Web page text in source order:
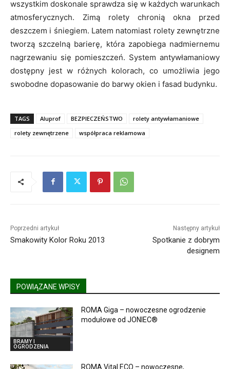
wszystkim doskonale sprawdza się w każdych warunkach
atmosferycznych. Zimą rolety chronią okna przed
deszczem i śniegiem. Latem natomiast rolety zewnętrzne
tworzą szczelną barierę, która zapobiega nadmiernemu
nagrzewaniu się pomieszczeń. System antywłamaniowy
dostępny jest w różnych kolorach, co umożliwia jego
swobodne dopasowanie do barwy okien i fasad budynku.
TAGS Aluprof BEZPIECZEŃSTWO
rolety antywłamaniowe
rolety zewnętrzene
współpraca reklamowa
Poprzedni artykuł
Smakowity Kolor Roku 2013
Następny artykuł
Spotkanie z dobrym
designem
POWIĄZANE WPISY
BRAMY I
OGRODZENIA
ROMA Giga – nowoczesne ogrodzenie
modułowe od JONIEC®
ROMA Vital ECO – nowoczesne,